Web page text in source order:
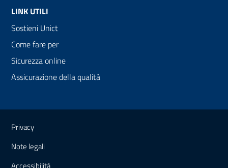
LINK UTILI
Sostieni Unict
Come fare per
Sicurezza online
Assicurazione della qualità
Link e informazioni utili
Privacy
Note legali